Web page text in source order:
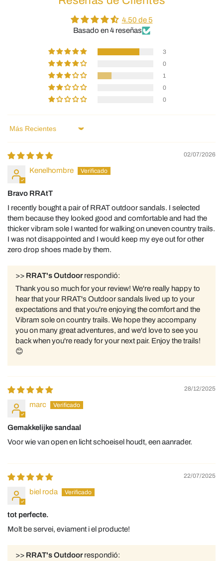
4.50 de 5
Basado en 4 reseñas
3
0
1
0
0
Sort by
02/07/2026
Kenelhombre
Bravo RRAtT
I recently bought a pair of RRAT outdoor sandals. I selected
them because they looked good and comfortable and had the
thicker vibram sole I wanted for walking on uneven country trails.
I was not disappointed and I would keep my eye out for other
zero drop shoes made by them.
>> RRAT's Outdoorrespondió:
Thank you so much for your review! We're really happy to
hear that your RRAT's Outdoor sandals lived up to your
expectations and that you're enjoying the comfort and the
Vibram sole on country trails. We hope they accompany
you on many great adventures, and we'd love to see you
back when you're ready for your next pair. Enjoy the trails!
😊
28/12/2025
marc
Gemakkelijke sandaal
Voor wie van open en licht schoeisel houdt, een aanrader.
22/07/2025
biel roda
tot perfecte.
Molt be servei, eviament i el producte!
>> RRAT's Outdoorrespondió: